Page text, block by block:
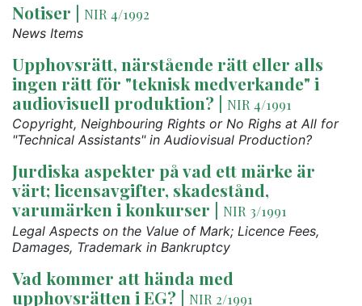
Notiser | NIR 4/1992
News Items
Upphovsrätt, närstående rätt eller alls
ingen rätt för "teknisk medverkande" i
audiovisuell produktion? | NIR 4/1991
Copyright, Neighbouring Rights or No Righs at All for
"Technical Assistants" in Audiovisual Production?
Jurdiska aspekter på vad ett märke är
värt; licensavgifter, skadestånd,
varumärken i konkurser | NIR 3/1991
Legal Aspects on the Value of Mark; Licence Fees,
Damages, Trademark in Bankruptcy
Vad kommer att hända med
upphovsrätten i EG? | NIR 2/1991